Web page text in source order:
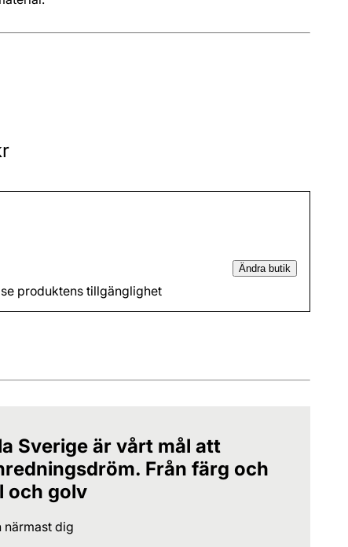
produktens tillgänglighet
Ändra butik
Sverige är vårt mål att
Från färg och
och golv
närmast dig